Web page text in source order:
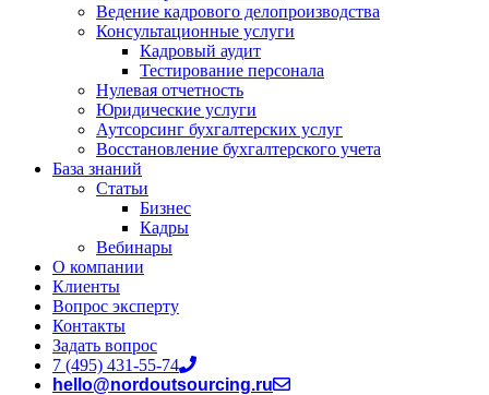
Ведение кадрового делопроизводства
Консультационные услуги
Кадровый аудит
Тестирование персонала
Нулевая отчетность
Юридические услуги
Аутсорсинг бухгалтерских услуг
Восстановление бухгалтерского учета
База знаний
Статьи
Бизнес
Кадры
Вебинары
О компании
Клиенты
Вопрос эксперту
Контакты
Задать вопрос
7 (495) 431-55-74
hello@nordoutsourcing.ru